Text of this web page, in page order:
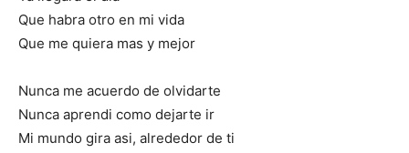
Que habra otro en mi vida
Que me quiera mas y mejor
Nunca me acuerdo de olvidarte
Nunca aprendi como dejarte ir
Mi mundo gira asi, alrededor de ti